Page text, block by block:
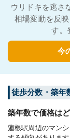
ウリドキを逃さ
相場変動を反
す。
今
徒歩分数・築年
築年数で価格は
蓮根駅周辺のマン